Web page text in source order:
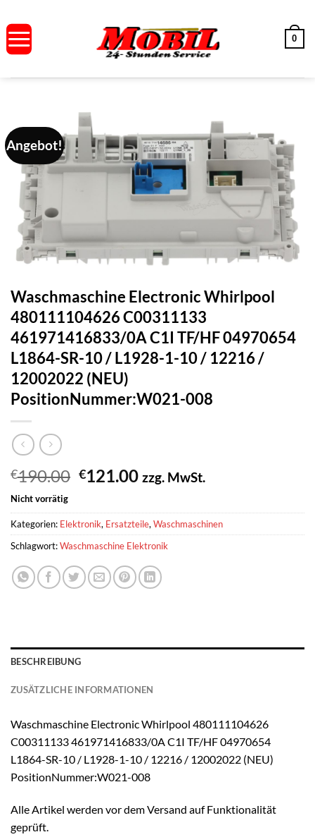
Inhalt
springen
0
Angebot!
Waschmaschine Electronic Whirlpool
480111104626 C00311133
461971416833/0A C1I TF/HF 04970654
L1864-SR-10 / L1928-1-10 / 12216 /
12002022 (NEU)
PositionNummer:W021-008
€190.00 Ursprünglicher
war:
€190.00
€121.00Aktueller
Preis
ist:
€121.00.
zzg. MwSt.
Nicht vorrätig
Kategorien: Elektronik, Ersatzteile,Waschmaschinen
Schlagwort:Waschmaschine Elektronik
BESCHREIBUNG
ZUSÄTZLICHE INFORMATIONEN
Waschmaschine Electronic Whirlpool 480111104626
C00311133 461971416833/0A C1I TF/HF 04970654
L1864-SR-10 / L1928-1-10 / 12216 / 12002022 (NEU)
PositionNummer:W021-008
Alle Artikel werden vor dem Versand auf Funktionalität
geprüft.